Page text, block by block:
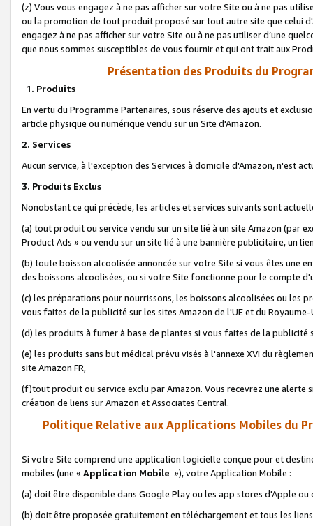
(z) Vous vous engagez à ne pas afficher sur votre Site ou à ne pas
ou la promotion de tout produit proposé sur tout autre site que celui
engagez à ne pas afficher sur votre Site ou à ne pas utiliser d’une
que nous sommes susceptibles de vous fournir et qui ont trait aux
Présentation des Produits du
1. Produits
En vertu du Programme Partenaires, sous réserve des ajouts et
article physique ou numérique vendu sur un Site d'Amazon.
2. Services
Aucun service, à l'exception des Services à domicile d'Amazon, n'est
3. Produits Exclus
Nonobstant ce qui précède, les articles et services suivants sont
(a) tout produit ou service vendu sur un site lié à un site Amazon (par
Product Ads » ou vendu sur un site lié à une bannière publicitaire, un
(b) toute boisson alcoolisée annoncée sur votre Site si vous êtes une
des boissons alcoolisées, ou si votre Site fonctionne pour le compte
(c) les préparations pour nourrissons, les boissons alcoolisées ou les
vous faites de la publicité sur les sites Amazon de l'UE et du Royaume-
(d) les produits à fumer à base de plantes si vous faites de la publicité
(e) les produits sans but médical prévu visés à l'annexe XVI du
site Amazon FR,
(f)tout produit ou service exclu par Amazon. Vous recevrez une alerte
création de liens sur Amazon et Associates Central.
Politique Relative aux Applications Mobiles du
Si votre Site comprend une application logicielle conçue pour et
mobiles (une « Application Mobile »), votre Application Mobile :
(a) doit être disponible dans Google Play ou les app stores d'Apple ou
(b) doit être proposée gratuitement en téléchargement et tous les